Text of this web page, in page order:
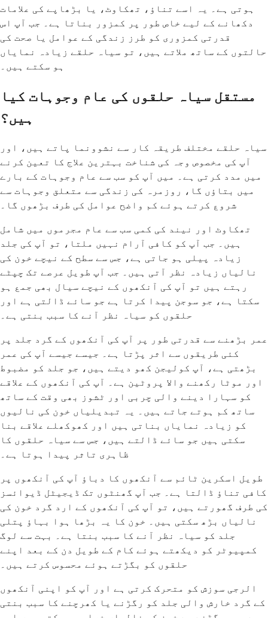
ہوتی ہے۔ یہ اسے تناؤ، تھکاوٹ، یا بڑھاپے کی علامات
دکھانے کے لیے خاص طور پر کمزور بناتا ہے۔ جب آپ اس
قدرتی کمزوری کو طرز زندگی کے عوامل یا صحت کی
حالتوں کے ساتھ ملاتے ہیں، تو سیاہ حلقے زیادہ نمایاں
ہو سکتے ہیں۔
مستقل سیاہ حلقوں کی عام وجوہات کیا
ہیں؟
سیاہ حلقے مختلف طریقہ کار سے نشوونما پاتے ہیں، اور
آپ کی مخصوص وجہ کی شناخت بہترین علاج کا تعین کرنے
میں مدد کرتی ہے۔ میں آپ کو سب سے عام وجوہات کے بارے
میں بتاؤں گا، روزمرہ کی زندگی سے متعلق وجوہات سے
شروع کرتے ہوئے کم واضح عوامل کی طرف بڑھوں گا۔
تھکاوٹ اور نیند کی کمی سب سے عام مجرموں میں شامل
ہیں۔ جب آپ کو کافی آرام نہیں ملتا، تو آپ کی جلد
زیادہ پیلی ہو جاتی ہے، جس سے سطح کے نیچے خون کی
نالیاں زیادہ نظر آتی ہیں۔ جب آپ طویل عرصے تک چپٹے
رہتے ہیں تو آپ کی آنکھوں کے نیچے سیال بھی جمع ہو
سکتا ہے، جو سوجن پیدا کرتا ہے جو سائے ڈالتی ہے اور
حلقوں کو سیاہ نظر آنے کا سبب بنتی ہے۔
عمر بڑھنے سے قدرتی طور پر آپ کی آنکھوں کے گرد جلد پر
کئی طریقوں سے اثر پڑتا ہے۔ جیسے جیسے آپ کی عمر
بڑھتی ہے، آپ کولیجن کھو دیتے ہیں، جو جلد کو مضبوط
اور موٹا رکھنے والا پروٹین ہے۔ آپ کی آنکھوں کے علاقے
کو سہارا دینے والی چربی اور ٹشوز بھی وقت کے ساتھ
ساتھ کم ہوتے جاتے ہیں۔ یہ تبدیلیاں خون کی نالیوں
کو زیادہ نمایاں بناتی ہیں اور کھوکھلے علاقے بنا
سکتی ہیں جو سائے ڈالتے ہیں، جس سے سیاہ حلقوں کا
ظاہری تاثر پیدا ہوتا ہے۔
طویل اسکرین ٹائم سے آنکھوں کا دباؤ آپ کی آنکھوں پر
کافی تناؤ ڈالتا ہے۔ جب آپ گھنٹوں تک ڈیجیٹل ڈیوائسز
کی طرف گھورتے ہیں، تو آپ کی آنکھوں کے ارد گرد خون کی
نالیاں بڑھ سکتی ہیں۔ خون کا یہ بڑھا ہوا بہاؤ پتلی
جلد کو سیاہ نظر آنے کا سبب بنتا ہے۔ بہت سے لوگ
کمپیوٹر کو دیکھتے ہوئے کام کے طویل دن کے بعد اپنے
حلقوں کو بگڑتے ہوئے محسوس کرتے ہیں۔
الرجی سوزش کو متحرک کرتی ہے اور آپ کو اپنی آنکھوں
کے گرد خارش والی جلد کو رگڑنے یا کھرچنے کا سبب بنتی